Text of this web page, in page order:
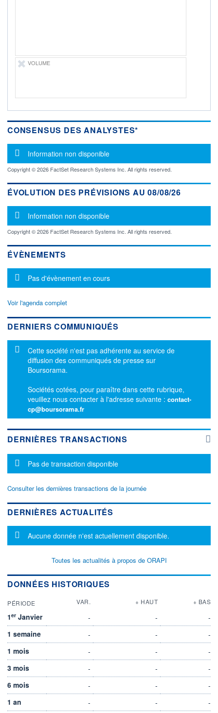
Boursobank
VOLUME
CONSENSUS DES ANALYSTES*
Message d'information
Information non disponible
Copyright © 2026 FactSet Research Systems Inc. All rights reserved.
ÉVOLUTION DES PRÉVISIONS AU 08/08/26
Message d'information
Information non disponible
Copyright © 2026 FactSet Research Systems Inc. All rights reserved.
ÉVÈNEMENTS
Message d'information
Pas d'évènement en cours
Voir l'agenda complet
DERNIERS COMMUNIQUÉS
Message d'information
Cette société n'est pas adhérente au service de
diffusion des communiqués de presse sur
Boursorama.
Sociétés cotées, pour paraître dans cette rubrique,
veuillez nous contacter à l'adresse suivante : contact-
cp@boursorama.fr
DERNIÈRES TRANSACTIONS
Message d'information
Pas de transaction disponible
Consulter les dernières transactions de la journée
DERNIÈRES ACTUALITÉS
Message d'information
Aucune donnée n'est actuellement disponible.
Toutes les actualités à propos de ORAPI
DONNÉES HISTORIQUES
PÉRIODE VAR. + HAUT + BAS
1er Janvier - -
-
1 semaine
- -
-
1 mois
- -
-
3 mois
- -
-
6 mois
- -
-
1 an
- -
-